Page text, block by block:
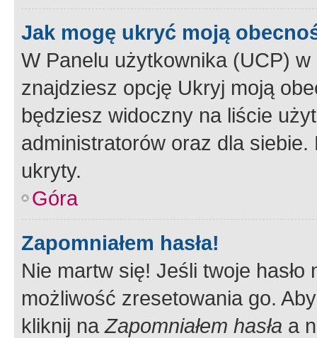
Jak mogę ukryć moją
W Panelu użytkownika (UCP) w
znajdziesz opcję Ukryj moją
będziesz widoczny na liście
administratorów oraz dla
ukryty.
Góra
Zapomniałem hasła!
Nie martw się! Jeśli twoje
możliwość zresetowania go.
kliknij naZapomniałem hasła a